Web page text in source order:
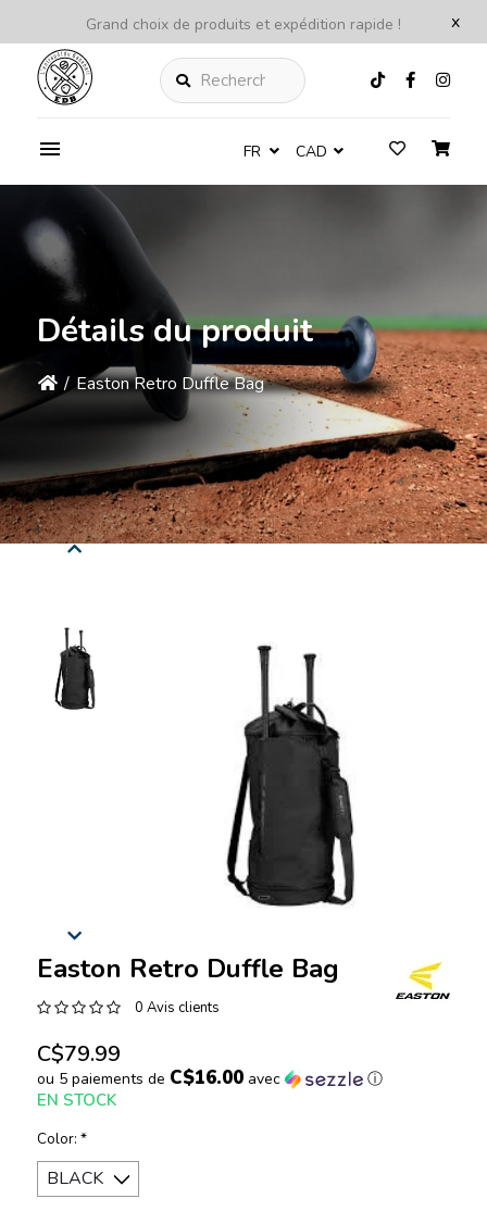
x
Grand choix de produits et expédition rapide !
Rechercher
FR CAD
Détails du produit
/ Easton Retro Duffle Bag
Easton Retro Duffle Bag
0 Avis clients
C$79.99
ou 5 paiements de C$16.00avec ⓘ
EN STOCK
Color: *